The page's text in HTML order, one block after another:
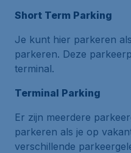
Short Term Parking
Je kunt hier parkeren
parkeren. Deze
terminal.
Terminal Parking
Er zijn meerdere
parkeren als je op
verschillende